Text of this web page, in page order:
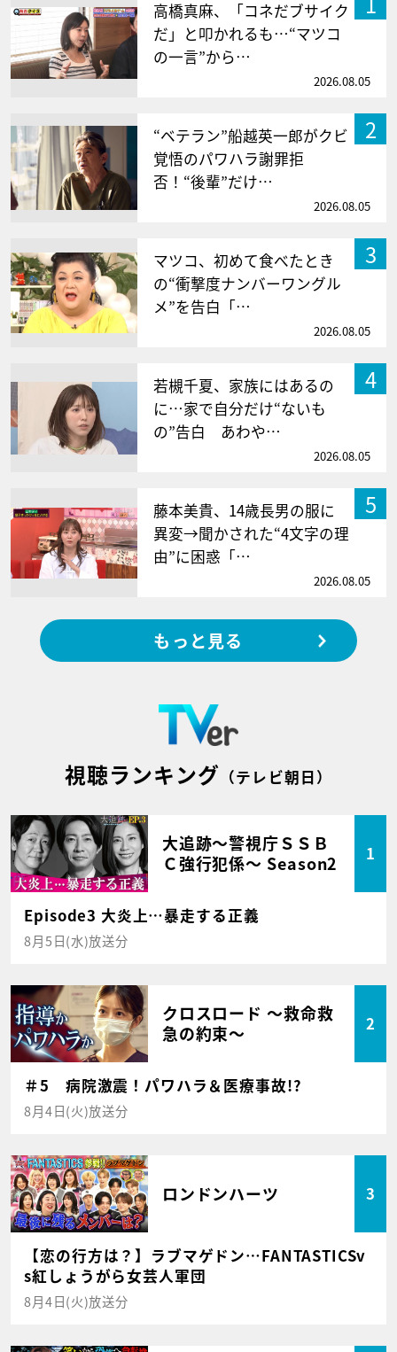
高橋真麻、「コネだブサイク
だ」と叩かれるも…“マツコ
の一言”から…
2026.08.05
2
“ベテラン”船越英一郎がクビ
覚悟のパワハラ謝罪拒
否！“後輩”だけ…
2026.08.05
3
マツコ、初めて食べたとき
の“衝撃度ナンバーワングル
メ”を告白「…
2026.08.05
4
若槻千夏、家族にはあるの
に…家で自分だけ“ないも
の”告白 あわや…
2026.08.05
5
藤本美貴、14歳長男の服に
異変→聞かされた“4文字の理
由”に困惑「…
2026.08.05
もっと見る
視聴ランキング （テレビ朝日）
大追跡～警視庁ＳＳＢ
Ｃ強行犯係～ Season2
1
Episode3 大炎上…暴走する正義
8月5日(水)放送分
クロスロード ～救命救
急の約束～
2
＃5 病院激震！パワハラ＆医療事故!?
8月4日(火)放送分
ロンドンハーツ 3
【恋の行方は？】ラブマゲドン…FANTASTICSv
s紅しょうがら女芸人軍団
8月4日(火)放送分